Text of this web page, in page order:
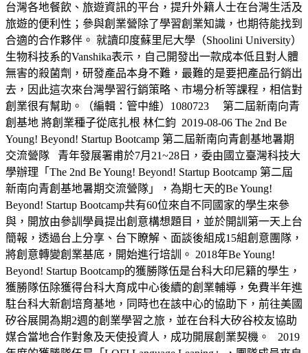
台灣各地餐飲、旅遊資訊的平台，提升外籍人士在台灣生活及
旅遊的便利性；參與創業營除了學習創業知識，也期待能找到
合適的合作夥伴。 就讀印度蘇里尼大學（Shoolini University）
生物科技系的Vanshika表示，自己開發出一款成本低且對人體
無害的殺菌劑，研發產品本身不難，最難的是要把產品行銷出
去，因此這次來台灣學習行銷策略、市場分析等課程，相信對
創業很有幫助。（編輯：管中維）1080723 第二屆新南向青
創基地 將創業種子從底扎根 林仁鈞 2019-08-06 The 2nd Be
Young! Beyond! Startup Bootcamp 第二屆新南向青創基地暑期
交流營隊 青年發展署甫於7月21~28日，委由國立臺灣科技大
學辦理「The 2nd Be Young! Beyond! Startup Bootcamp 第二屆
新南向青創基地暑期交流營隊」，為期七天的Be Young!
Beyond! Startup Bootcamp共有60位來自不同國家的學生來參
與，開放由參訓學員提出創意構想題目，並於開訓第一天上台
簡報，透過台上分享、台下瞭解、面談後組成15組創意團隊，
將創意轉變創業基底，開始進行培訓。 2018年Be Young!
Beyond! Startup Bootcamp的獲勝隊伍是台科大印尼籍的學生，
獲勝隊伍除獲得台科大育成中心後續的創業輔導，免費半年進
駐台科大新創培育基地，同時也在該中心的協助下，前往美國
矽谷展開為期2週的創業學習之旅，並在台科大矽谷校友協助
媒合當地合作對象及天使投資人，成功開展創業契機。 2019